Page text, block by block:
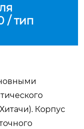
/ тип
Корпус